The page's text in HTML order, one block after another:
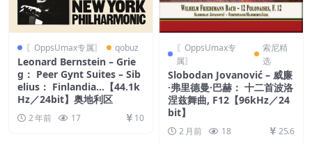
〖OppsUmax专属〗 qobuz
Leonard Bernstein – Grie
g： Peer Gynt Suites – Sib
elius： Finlandia…【44.1k
Hz／24bit】奥地利区
2 年前 17 10
〖OppsUmax专
属〗
索尼精
选
Slobodan Jovanović – 威廉
·弗里德曼·巴赫： 十二首波洛
涅兹舞曲, F12【96kHz／24
bit】
2 月前 18 25.6